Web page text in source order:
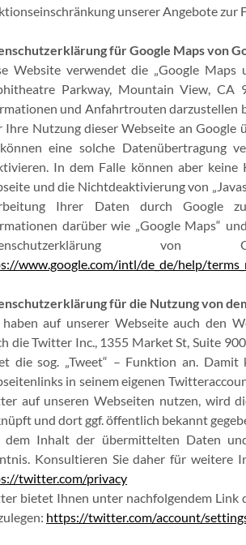
unserer Angebote zur
für Google Maps von
Website verwendet die „Google
Parkway, Mountain View, CA
und Anfahrtrouten darzustellen
Ihre Nutzung dieser Webseite an Google
eine solche Datenübertragung
In dem Falle können aber
und die Nichtdeaktivierung von
Ihrer Daten durch Google
darüber wie „Google Maps“
www.google.com/intl/de_de/help/
für die Nutzung von
auf unserer Webseite auch den
die Twitter Inc., 1355 Market St, Suite
die sog. „Tweet“ – Funktion an.
in seinem eigenen
auf unseren Webseiten nutzen, wird
und dort ggf. öffentlich bekannt
dem Inhalt der übermittelten Daten
Konsultieren Sie daher für weitere
twitter.com/privacy
bietet Ihnen unter nachfolgendem
https://twitter.com/account/